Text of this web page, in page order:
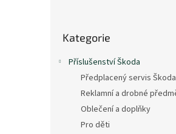
kategorie
Kategorie
Příslušenství Škoda
Předplacený servis Škoda
Reklamní a drobné
Oblečení a doplňky
Pro děti